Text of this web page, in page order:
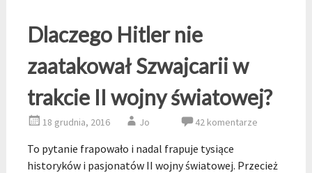
Dlaczego Hitler nie
zaatakował Szwajcarii w
trakcie II wojny światowej?
18 grudnia, 2016 Jo 42 komentarze
To pytanie frapowało i nadal frapuje tysiące
historyków i pasjonatów II wojny światowej. Przecież